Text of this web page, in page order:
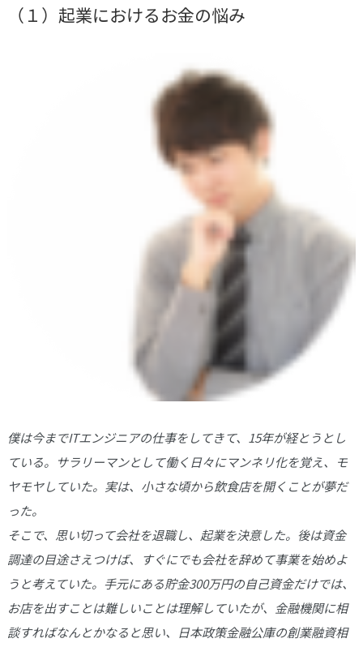
（１）起業におけるお金の悩み
僕は今までITエンジニアの仕事をしてきて、15年が経とうとし
ている。サラリーマンとして働く日々にマンネリ化を覚え、モ
ヤモヤしていた。実は、小さな頃から飲食店を開くことが夢だ
った。
そこで、思い切って会社を退職し、起業を決意した。後は資金
調達の目途さえつけば、すぐにでも会社を辞めて事業を始めよ
うと考えていた。手元にある貯金300万円の自己資金だけでは、
お店を出すことは難しいことは理解していたが、金融機関に相
談すればなんとかなると思い、日本政策金融公庫の創業融資相